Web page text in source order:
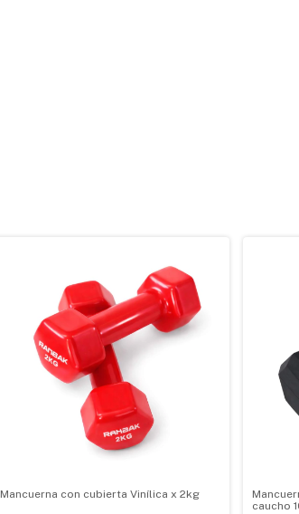
Mancuerna con cubierta Vinílica x 2kg
caucho